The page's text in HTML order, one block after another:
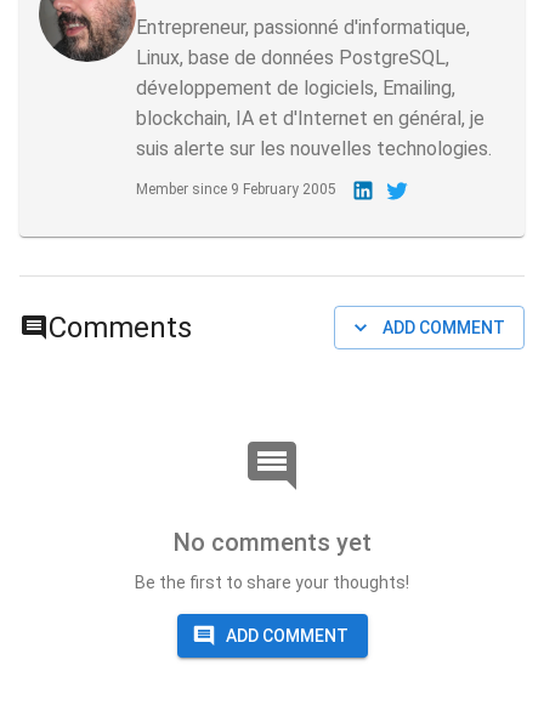
Entrepreneur, passionné d'informatique,
Linux, base de données PostgreSQL,
développement de logiciels, Emailing,
blockchain, IA et d'Internet en général, je
suis alerte sur les nouvelles technologies.
Member since 9 February 2005
Comments ADD COMMENT
No comments yet
Be the first to share your thoughts!
ADD COMMENT